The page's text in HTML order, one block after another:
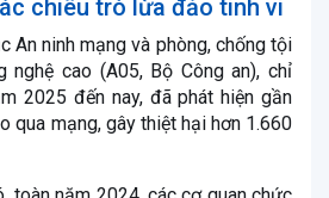
chiêu trò lừa đảo tinh vi
An ninh mạng và phòng, chống tội
nghệ cao (A05, Bộ Công an), chỉ
2025 đến nay, đã phát hiện gần
qua mạng, gây thiệt hại hơn 1.660